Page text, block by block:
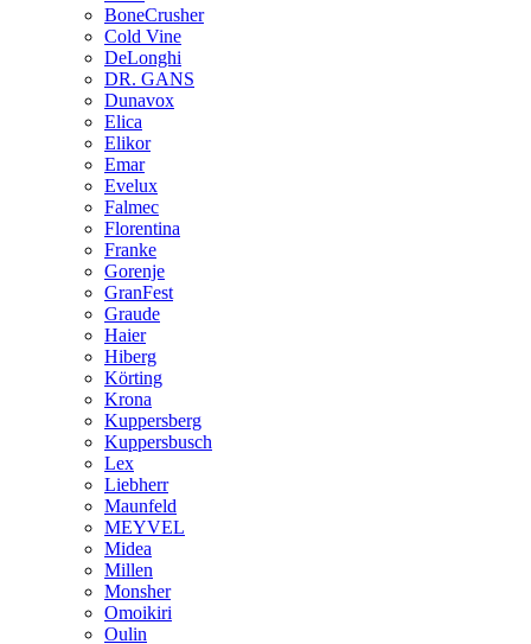
BoneCrusher
Cold Vine
DeLonghi
DR. GANS
Dunavox
Elica
Elikor
Emar
Evelux
Falmec
Florentina
Franke
Gorenje
GranFest
Graude
Haier
Hiberg
Körting
Krona
Kuppersberg
Kuppersbusch
Lex
Liebherr
Maunfeld
MEYVEL
Midea
Millen
Monsher
Omoikiri
Oulin